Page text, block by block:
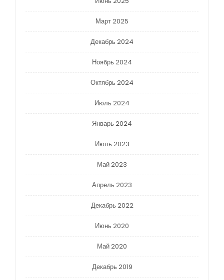
Март 2025
Декабрь 2024
Ноябрь 2024
Октябрь 2024
Июль 2024
Январь 2024
Июль 2023
Май 2023
Апрель 2023
Декабрь 2022
Июнь 2020
Май 2020
Декабрь 2019